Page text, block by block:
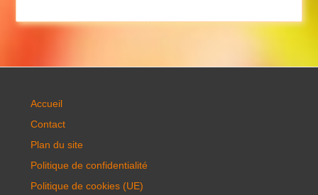
Accueil
Contact
Plan du site
Politique de confidentialité
Politique de cookies (UE)